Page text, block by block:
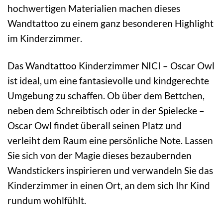
hochwertigen Materialien machen dieses
Wandtattoo zu einem ganz besonderen Highlight
im Kinderzimmer.
Das Wandtattoo Kinderzimmer NICI – Oscar Owl
ist ideal, um eine fantasievolle und kindgerechte
Umgebung zu schaffen. Ob über dem Bettchen,
neben dem Schreibtisch oder in der Spielecke –
Oscar Owl findet überall seinen Platz und
verleiht dem Raum eine persönliche Note. Lassen
Sie sich von der Magie dieses bezaubernden
Wandstickers inspirieren und verwandeln Sie das
Kinderzimmer in einen Ort, an dem sich Ihr Kind
rundum wohlfühlt.